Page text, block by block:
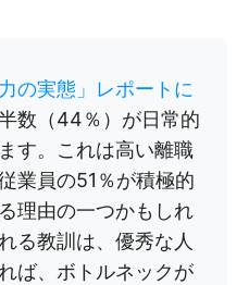
の実態」レポートに
数（44％）が日常的
す。これは高い離職
業員の51％が積極的
理由の一つかもしれ
る教訓は、優秀な人
ば、ボトルネックが